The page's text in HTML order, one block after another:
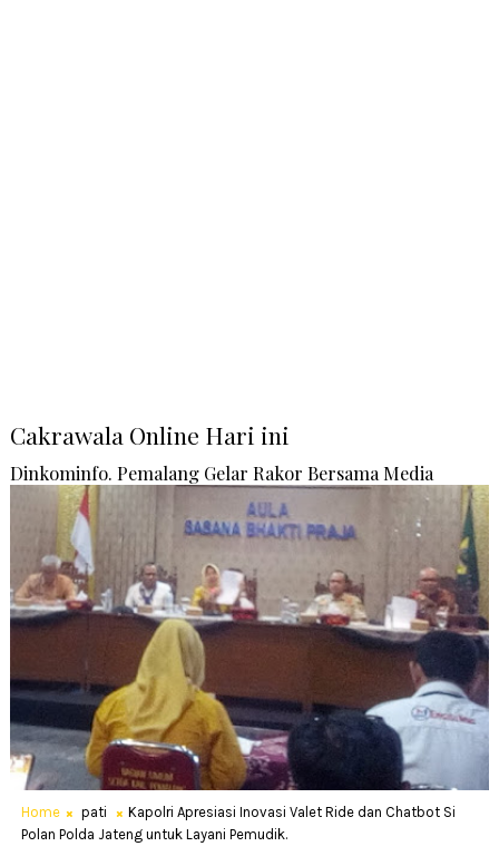
Cakrawala Online Hari ini
Dinkominfo. Pemalang Gelar Rakor Bersama Media
Home pati
Kapolri Apresiasi Inovasi Valet Ride dan Chatbot Si
Polan Polda Jateng untuk Layani Pemudik.